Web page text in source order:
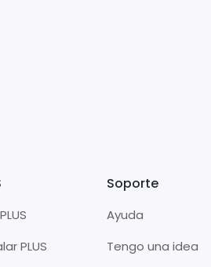
PLUS
Soporte
Ayuda
Tengo una idea